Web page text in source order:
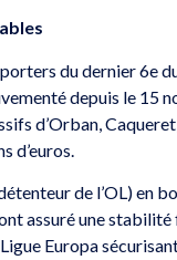
du dernier 6e
depuis le 15
d’Orban,
d’euros.
de l’OL) en
assuré une
Europa